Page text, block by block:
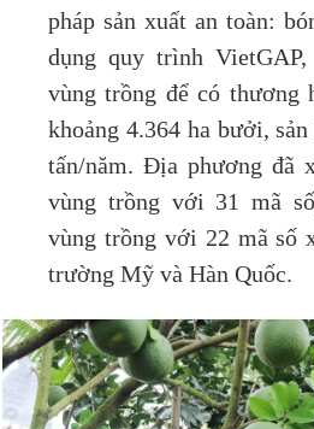
pháp sản xuất an toàn:
dụng quy trình
vùng trồng để có thương
khoảng 4.364 ha bưởi,
tấn/năm. Địa phương đã
vùng trồng với 31 mã
vùng trồng với 22 mã số
trường Mỹ và Hàn Quốc.